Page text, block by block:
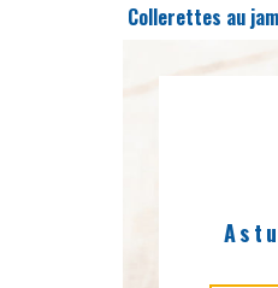
Collerettes au